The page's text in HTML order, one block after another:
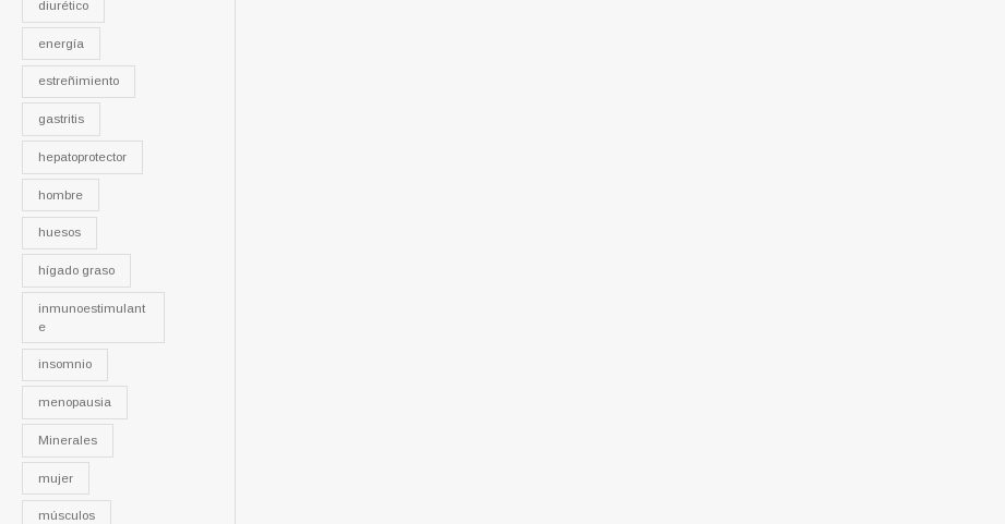
diurético
energía
estreñimiento
gastritis
hepatoprotector
hombre
huesos
hígado graso
inmunoestimulant
e
insomnio
menopausia
Minerales
mujer
músculos